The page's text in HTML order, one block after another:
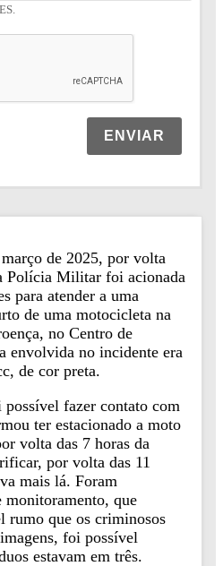
ENVIAR
de 2025, por volta
Polícia Militar foi acionada
para atender a uma
de uma motocicleta na
no Centro de
envolvida no incidente era
de cor preta.
fazer contato com
ter estacionado a moto
volta das 7 horas da
por volta das 11
mais lá. Foram
monitoramento, que
rumo que os criminosos
foi possível
estavam em três.